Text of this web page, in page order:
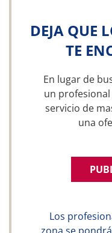
DEJA QUE
TE
En lugar de
un
servicio de
una
Los